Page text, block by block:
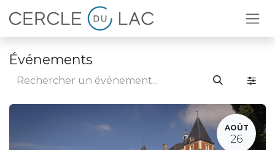
Se rendre au contenu
Événements
AOÛT
26